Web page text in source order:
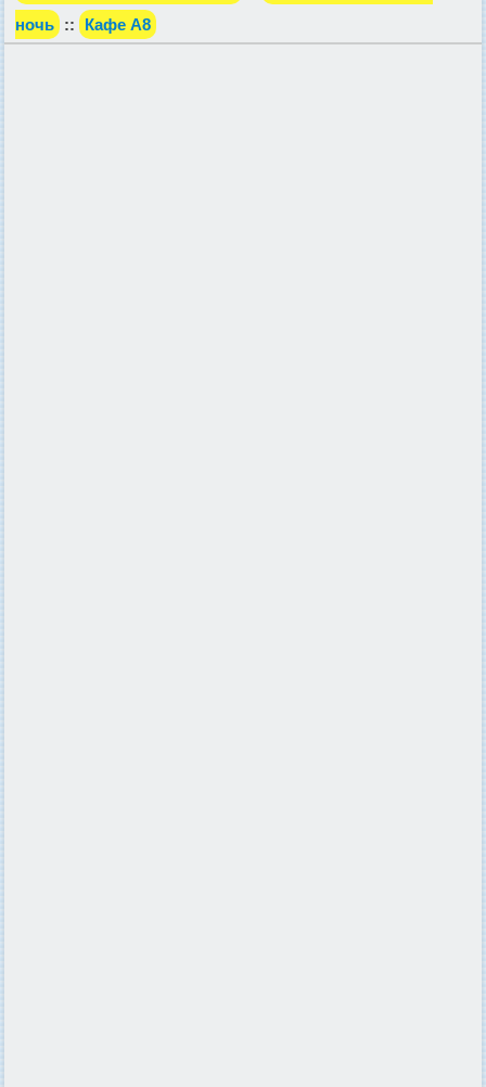
ночь :: Кафе А8